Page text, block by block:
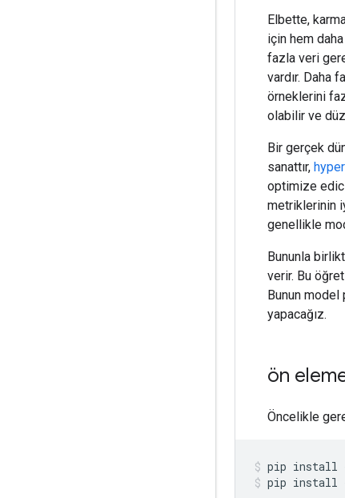
Elbette,
için hem
fazla veri
vardır. Daha
örneklerini
olabilir ve
Bir gerçek
sanattır,
optimize
metriklerinin
genellikle
Bununla
verir. Bu
Bunun model
yapacağız.
ön
Öncelikle
pip install
pip install